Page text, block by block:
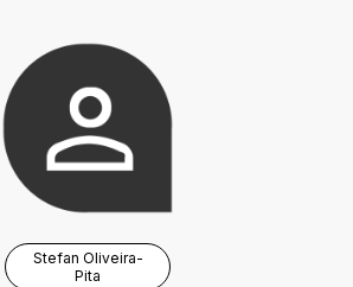
Stefan Oliveira-
Pita